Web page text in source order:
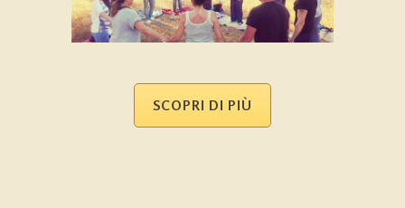
SCOPRI DI PIÙ